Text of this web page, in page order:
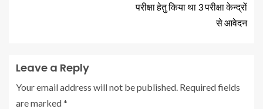
परीक्षा हेतु किया था 3 परीक्षा केन्द्रों
से आवेदन
Leave a Reply
Your email address will not be published. Required fields
are marked*